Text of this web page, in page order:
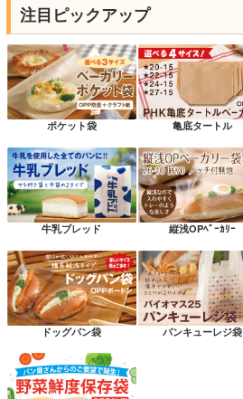
注目ピックアップ
ポケット袋 亀底タートル
牛乳ブレッド 縦浅OPﾍﾞｰｶﾘｰ
ドッグパン袋 パンキューレジ袋